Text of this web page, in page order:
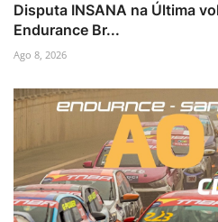
Disputa INSANA na Última
Endurance Br...
Ago 8, 2026